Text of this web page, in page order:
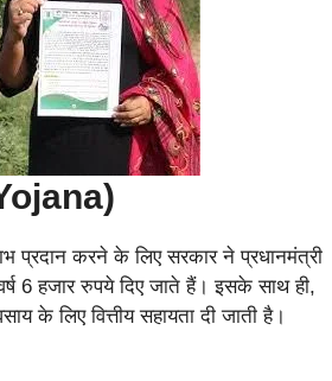
प्रदान करने के लिए सरकार ने प्रधानमंत्री
6 हजार रुपये दिए जाते हैं। इसके साथ ही,
के लिए वित्तीय सहायता दी जाती है।